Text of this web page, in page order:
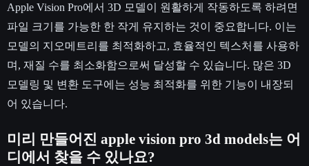
Apple Vision Pro에서 3D 모델이 원활하게 작동하도록 하려면
파일 크기를 가능한 한 작게 유지하는 것이 중요합니다. 이는
모델의 지오메트리를 최적화하고, 효율적인 텍스처를 사용하
며, 재질 수를 최소화함으로써 달성할 수 있습니다. 많은 3D
모델링 및 변환 도구에는 성능 최적화를 위한 기능이 내장되
어 있습니다.
미리 만들어진 apple vision pro 3d models는 어
디에서 찾을 수 있나요?